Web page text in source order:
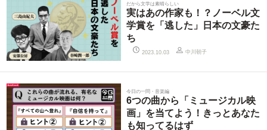
だから文学は素晴らしい
実はあの作家も！？ノーベル文
学賞を「逃した」日本の文豪た
ち
2023.10.03 中川朝子
今日の一問・音楽編
6つの曲から「ミュージカル映
画」を当てよう！きっとあなた
も知ってるはず